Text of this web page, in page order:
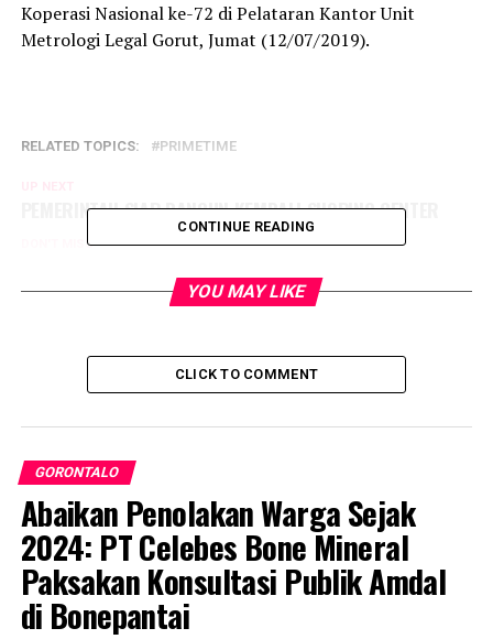
Koperasi Nasional ke-72 di Pelataran Kantor Unit
Metrologi Legal Gorut, Jumat (12/07/2019).
RELATED TOPICS: PRIMETIME
PEMERINTAH SIAP BANGUN KEMBALI SHOPING CENTER
DON'T MISS
MERUPAKAN ASET BANGSA
CONTINUE READING
YOU MAY LIKE
CLICK TO COMMENT
GORONTALO
Abaikan Penolakan Warga Sejak
2024: PT Celebes Bone Mineral
Paksakan Konsultasi Publik Amdal
di Bonepantai